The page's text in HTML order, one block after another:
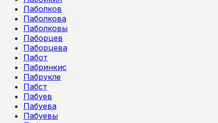
Паболков
Паболкова
Паболковы
Паборцев
Паборцева
Пабот
Пабринкис
Пабрукле
Пабст
Пабуев
Пабуева
Пабуевы